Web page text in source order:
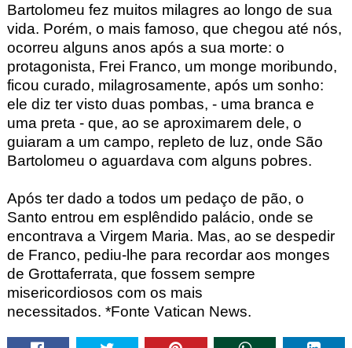
Bartolomeu fez muitos milagres ao longo de sua
vida. Porém, o mais famoso, que chegou até nós,
ocorreu alguns anos após a sua morte: o
protagonista, Frei Franco, um monge moribundo,
ficou curado, milagrosamente, após um sonho:
ele diz ter visto duas pombas, - uma branca e
uma preta - que, ao se aproximarem dele, o
guiaram a um campo, repleto de luz, onde São
Bartolomeu o aguardava com alguns pobres.
Após ter dado a todos um pedaço de pão, o
Santo entrou em esplêndido palácio, onde se
encontrava a Virgem Maria. Mas, ao se despedir
de Franco, pediu-lhe para recordar aos monges
de Grottaferrata, que fossem sempre
misericordiosos com os mais
necessitados. *Fonte Vatican News.